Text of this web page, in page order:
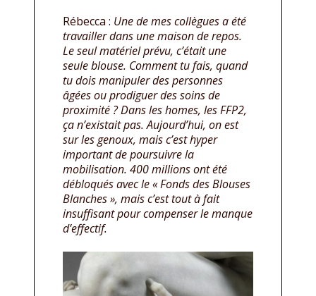
Rébecca : Une de mes collègues a été
travailler dans une maison de repos.
Le seul matériel prévu, c’était une
seule blouse. Comment tu fais, quand
tu dois manipuler des personnes
âgées ou prodiguer des soins de
proximité ? Dans les homes, les FFP2,
ça n’existait pas. Aujourd’hui, on est
sur les genoux, mais c’est hyper
important de poursuivre la
mobilisation. 400 millions ont été
débloqués avec le « Fonds des Blouses
Blanches », mais c’est tout à fait
insuffisant pour compenser le manque
d’effectif.